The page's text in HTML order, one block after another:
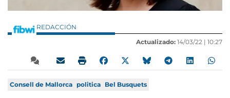
REDACCIÓN
Actualizado: 14/03/22 | 10:27
Consell de Mallorca politica Bel Busquets